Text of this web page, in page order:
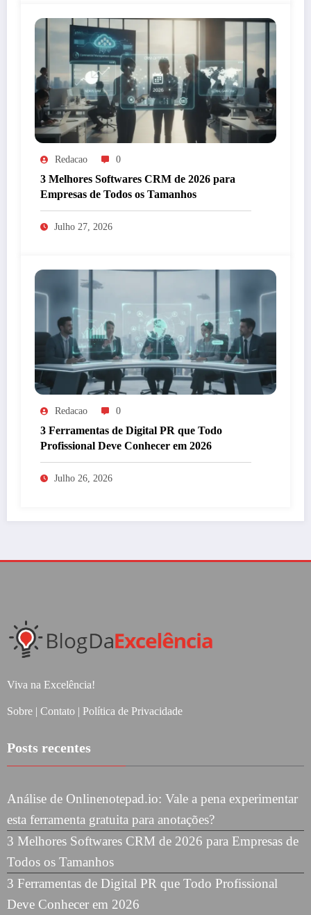
Redacao 0
3 Melhores Softwares CRM de 2026 para
Empresas de Todos os Tamanhos
Julho 27, 2026
Redacao 0
3 Ferramentas de Digital PR que Todo
Profissional Deve Conhecer em 2026
Julho 26, 2026
Viva na Excelência!
Sobre | Contato | Política de Privacidade
Posts recentes
Análise de Onlinenotepad.io: Vale a pena experimentar
esta ferramenta gratuita para anotações?
3 Melhores Softwares CRM de 2026 para Empresas de
Todos os Tamanhos
3 Ferramentas de Digital PR que Todo Profissional
Deve Conhecer em 2026